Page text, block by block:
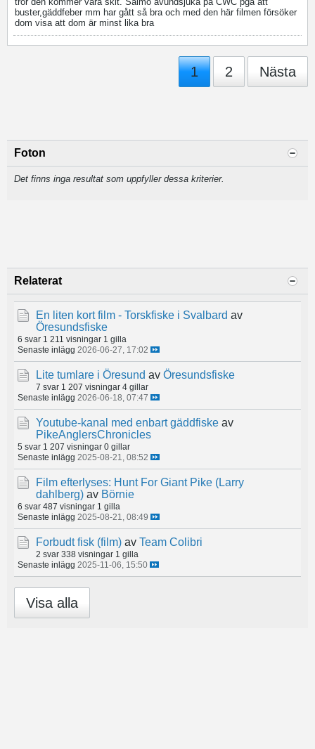
buster,gäddfeber mm har gått så bra och med den här filmen försöker
dom visa att dom är minst lika bra
1 2 Nästa
Foton
Det finns inga resultat som uppfyller dessa kriterier.
Relaterat
En liten kort film - Torskfiske i Svalbard av
Öresundsfiske
6 svar 1 211 visningar 1 gilla
Senaste inlägg 2026-06-27, 17:02
Lite tumlare i Öresund av Öresundsfiske
7 svar 1 207 visningar 4 gillar
Senaste inlägg 2026-06-18, 07:47
Youtube-kanal med enbart gäddfiske av
PikeAnglersChronicles
5 svar 1 207 visningar 0 gillar
Senaste inlägg 2025-08-21, 08:52
Film efterlyses: Hunt For Giant Pike (Larry
dahlberg) av Börnie
6 svar 487 visningar 1 gilla
Senaste inlägg 2025-08-21, 08:49
Forbudt fisk (film) av Team Colibri
2 svar 338 visningar 1 gilla
Senaste inlägg 2025-11-06, 15:50
Visa alla